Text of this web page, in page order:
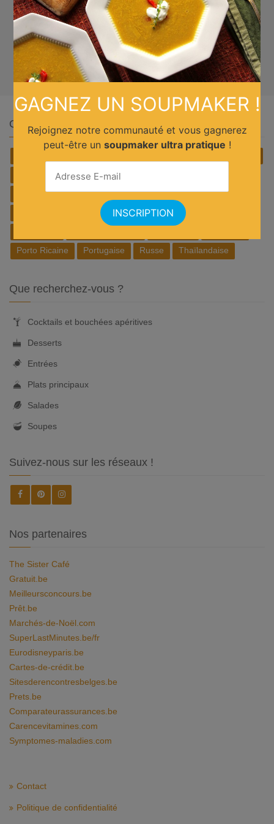
Quelle cuisine ?
Brésilienne Chinoise
Française
Grecque Hollandaise
Hongroise
Irlandais Italienne
Japonaise
Porto Ricaine
Portugaise Russe Thaïlandaise
Que recherchez-vous ?
Cocktails et bouchées apéritives
Desserts
Entrées
Plats principaux
Salades
Soupes
Suivez-nous sur les réseaux !
Nos partenaires
The Sister Café
Gratuit.be
Meilleursconcours.be
Prêt.be
Marchés-de-Noël.com
SuperLastMinutes.be/fr
Eurodisneyparis.be
Cartes-de-crédit.be
Sitesderencontresbelges.be
Prets.be
Comparateurassurances.be
Carencevitamines.com
Symptomes-maladies.com
Contact
Politique de confidentialité
GAGNEZ UN SOUPMAKER !
Rejoignez notre communauté et vous gagnerez
peut-être un soupmaker ultra pratique !